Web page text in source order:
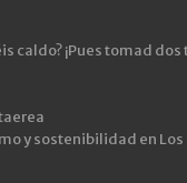
caldo? ¡Pues tomad
y sostenibilidad en